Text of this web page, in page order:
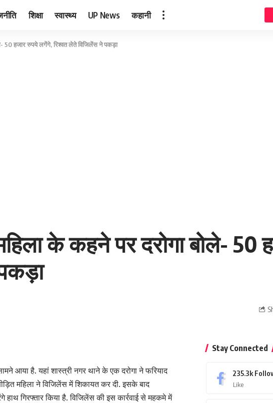
शिक्षा स्वास्थ्य UP News कहानी
50 हजार रुपये लगेंगे, रिश्वत लेते विजिलेंस ने पकड़ा
के कहने पर दरोगा बोले- 50
आया है. यहां शास्त्री नगर थाने के एक दरोगा ने फरियाद
महिला ने विजिलेंस में शिकायत कर दी. इसके बाद
हाथ गिरफ्तार किया है. विजिलेंस की इस कार्रवाई से महकमे में
Stay Connected
235.3k
Like